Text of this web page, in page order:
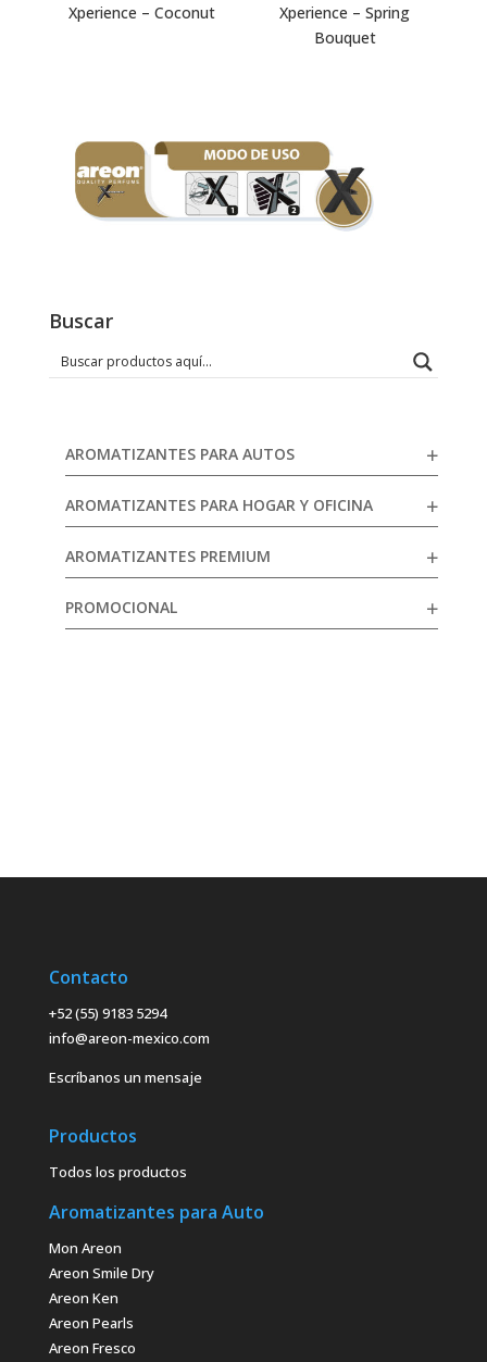
Xperience – Coconut
Xperience – Spring
Bouquet
Buscar
AROMATIZANTES PARA AUTOS
AROMATIZANTES PARA HOGAR Y OFICINA
AROMATIZANTES PREMIUM
PROMOCIONAL
Contacto
+52 (55) 9183 5294
info@areon-mexico.com
Escríbanos un mensaje
Productos
Todos los productos
Aromatizantes para Auto
Mon Areon
Areon Smile Dry
Areon Ken
Areon Pearls
Areon Fresco